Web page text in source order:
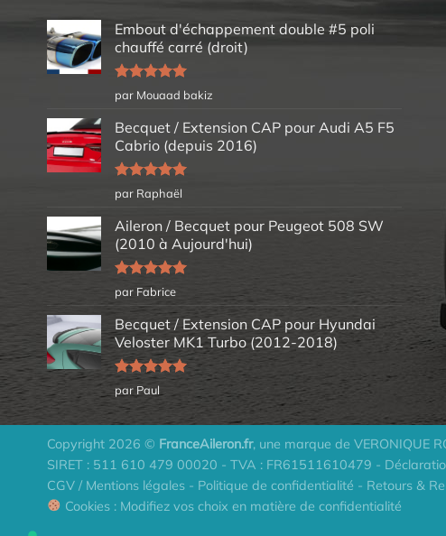
Embout d'échappement double #5 poli
chauffé carré (droit)
Note5sur
5
par Mouaad bakiz
Becquet / Extension CAP pour Audi A5 F5
Cabrio (depuis 2016)
Note5sur
5
par Raphaël
Aileron / Becquet pour Peugeot 508 SW
(2010 à Aujourd'hui)
Note5sur
5
par Fabrice
Becquet / Extension CAP pour Hyundai
Veloster MK1 Turbo (2012-2018)
Note5sur
5
par Paul
Copyright 2026 © FranceAileron.fr, une marque de VERONIQUE
SIRET : 511 610 479 00020 - TVA : FR61511610479 -
CGV / Mentions légales - Politique de confidentialité - Retours &
Cookies : Modifiez vos choix en matière de confidentialité